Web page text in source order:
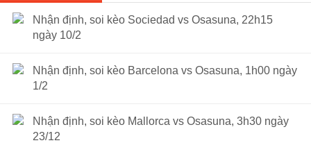
Nhận định, soi kèo Sociedad vs Osasuna, 22h15
ngày 10/2
Nhận định, soi kèo Barcelona vs Osasuna, 1h00 ngày
1/2
Nhận định, soi kèo Mallorca vs Osasuna, 3h30 ngày
23/12